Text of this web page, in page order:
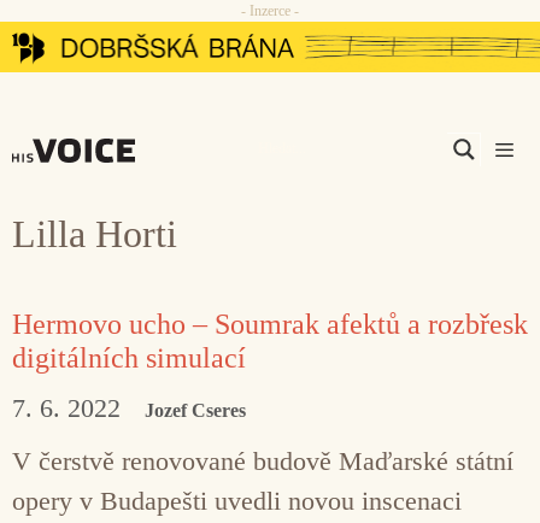
Přeskočit
na
- Inzerce -
Lilla Horti
Hermovo ucho – Soumrak afektů a rozbřesk
digitálních simulací
7. 6. 2022 Jozef Cseres
V čerstvě renovované budově Maďarské státní
opery v Budapešti uvedli novou inscenaci